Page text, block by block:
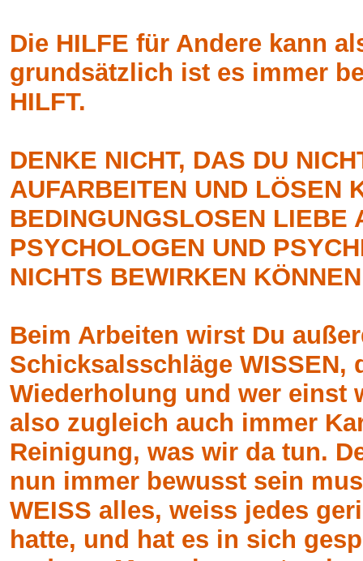
Die HILFE für Andere kann
grundsätzlich ist es immer
HILFT.
DENKE NICHT, DAS DU
AUFARBEITEN UND LÖSEN
BEDINGUNGSLOSEN LIEBE
PSYCHOLOGEN UND
NICHTS BEWIRKEN
Beim Arbeiten wirst Du
Schicksalsschläge WISSEN,
Wiederholung und wer einst
also zugleich auch immer
Reinigung, was wir da tun.
nun immer bewusst sein
WEISS alles, weiss jedes
hatte, und hat es in sich